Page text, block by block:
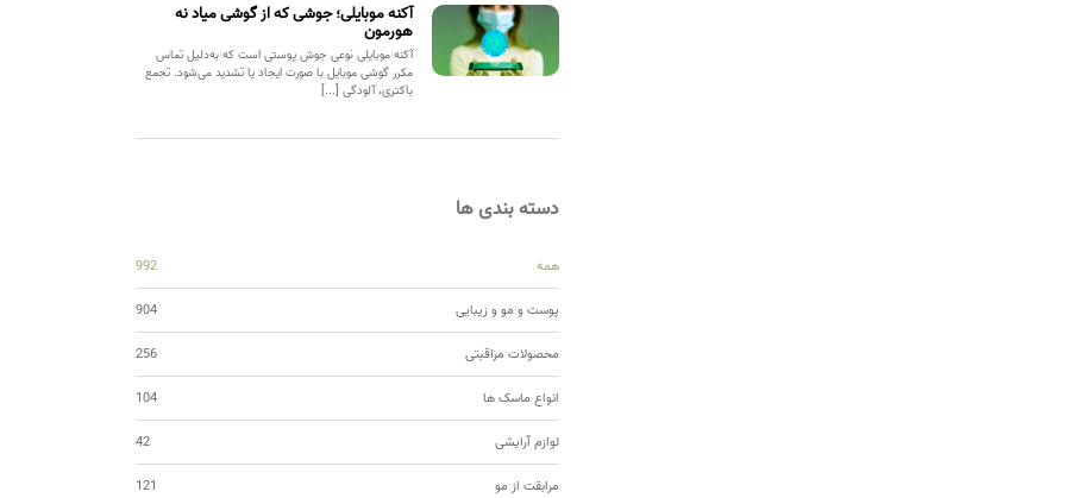
آکنه موبایلی؛ جوشی که از گوشی میاد نه
هورمون
آکنه موبایلی نوعی جوش پوستی است که به‌دلیل تماس
مکرر گوشی موبایل با صورت ایجاد یا تشدید می‌شود. تجمع
باکتری، آلودگی [...]
دسته بندی ها
همه 992
پوست و مو و زیبایی 904
محصولات مراقبتی 256
انواع ماسک ها 104
لوازم آرایشی 42
مرابقت از مو 121